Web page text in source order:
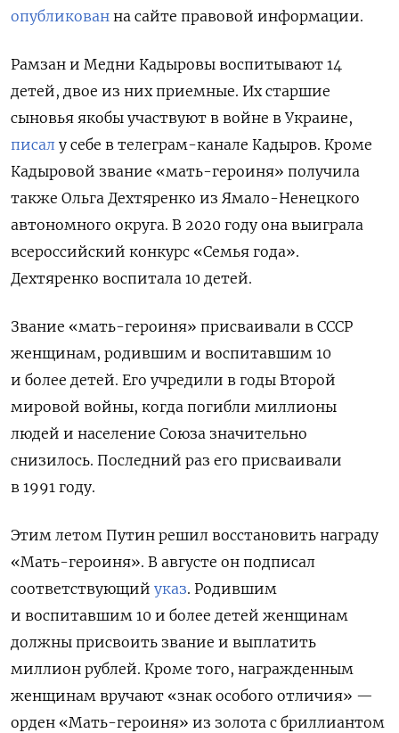
опубликован на сайте правовой информации.
Рамзан и Медни Кадыровы воспитывают 14
детей, двое из них приемные. Их старшие
сыновья якобы участвуют в войне в Украине,
писал у себе в телеграм-канале Кадыров. Кроме
Кадыровой звание «мать-героиня» получила
также Ольга Дехтяренко из Ямало-Ненецкого
автономного округа. В 2020 году она выиграла
всероссийский конкурс «Семья года».
Дехтяренко воспитала 10 детей.
Звание «мать-героиня» присваивали в СССР
женщинам, родившим и воспитавшим 10
и более детей. Его учредили в годы Второй
мировой войны, когда погибли миллионы
людей и население Союза значительно
снизилось. Последний раз его присваивали
в 1991 году.
Этим летом Путин решил восстановить награду
«Мать-героиня». В августе он подписал
соответствующий указ. Родившим
и воспитавшим 10 и более детей женщинам
должны присвоить звание и выплатить
миллион рублей. Кроме того, награжденным
женщинам вручают «знак особого отличия» —
орден «Мать-героиня» из золота с бриллиантом